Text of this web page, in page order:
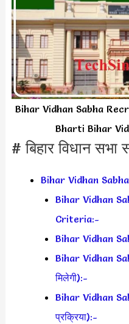
Bihar Vidhan Sabha
Bharti Bihar
# बिहार विधान सभा
Bihar Vidhan
Bihar Vidhan
Criteria:-
Bihar Vidhan
Bihar Vidhan
मिलेगी):-
Bihar Vidhan
प्रक्रिया):-